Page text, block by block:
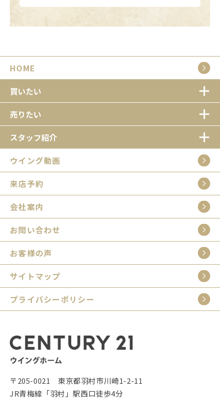
HOME
買いたい
売りたい
スタッフ紹介
ウイング動画
来店予約
会社案内
お問い合わせ
お客様の声
サイトマップ
プライバシーポリシー
〒205-0021 東京都羽村市川崎1-2-11
JR青梅線「羽村」駅西口徒歩4分